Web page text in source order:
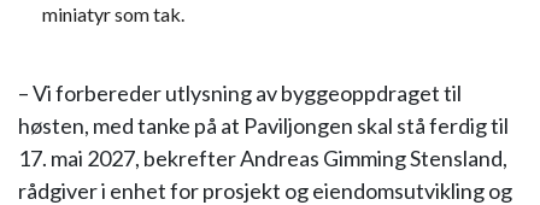
miniatyr som tak.
– Vi forbereder utlysning av byggeoppdraget til
høsten, med tanke på at Paviljongen skal stå ferdig til
17. mai 2027, bekrefter Andreas Gimming Stensland,
rådgiver i enhet for prosjekt og eiendomsutvikling og